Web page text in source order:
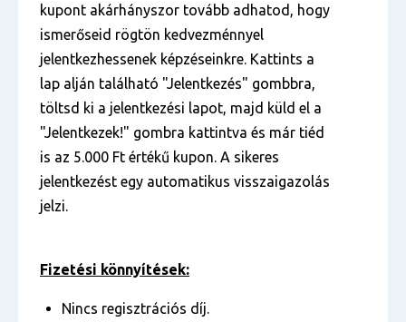
kupont akárhányszor tovább adhatod, hogy
ismerőseid rögtön kedvezménnyel
jelentkezhessenek képzéseinkre. Kattints a
lap alján található "Jelentkezés" gombbra,
töltsd ki a jelentkezési lapot, majd küld el a
"Jelentkezek!" gombra kattintva és már tiéd
is az 5.000 Ft értékű kupon. A sikeres
jelentkezést egy automatikus visszaigazolás
jelzi.
Fizetési könnyítések:
Nincs regisztrációs díj.